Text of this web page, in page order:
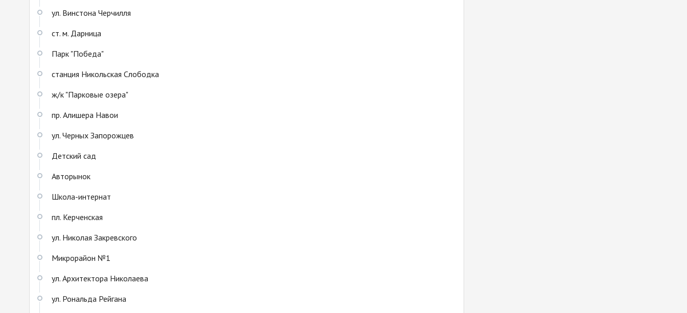
ул. Винстона Черчилля
ст. м. Дарница
Парк "Победа"
станция Никольская Слободка
ж/к "Парковые озера"
пр. Алишера Навои
ул. Черных Запорожцев
Детский сад
Авторынок
Школа-интернат
пл. Керченская
ул. Николая Закревского
Микрорайон №1
ул. Архитектора Николаева
ул. Рональда Рейгана